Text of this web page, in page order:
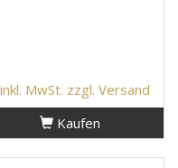
inkl. MwSt. zzgl. Versand
Kaufen